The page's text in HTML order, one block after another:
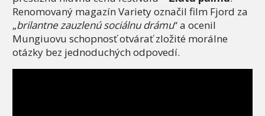
Renomovaný magazín Variety označil film Fjord za
„brilantne zauzlenú sociálnu drámu“ a ocenil
Mungiuovu schopnosť otvárať zložité morálne
otázky bez jednoduchých odpovedí.